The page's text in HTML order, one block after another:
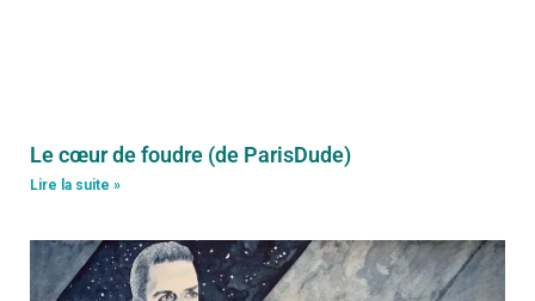
Le cœur de foudre (de ParisDude)
Lire la suite »